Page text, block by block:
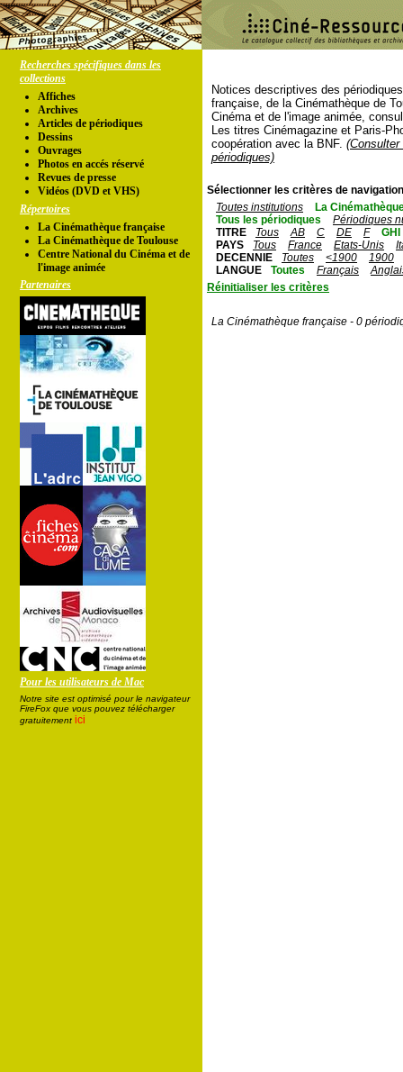
Recherches spécifiques dans les
collections
Affiches
Archives
Articles de périodiques
Dessins
Ouvrages
Photos en accés réservé
Revues de presse
Vidéos (DVD et VHS)
Répertoires
La Cinémathèque française
La Cinémathèque de Toulouse
Centre National du Cinéma et de
l'image animée
Partenaires
Pour les utilisateurs de Mac
Notre site est optimisé pour le navigateur
FireFox que vous pouvez télécharger
gratuitement ici
Notices descriptives des
française, de la Cinémathèque de
Cinéma et de l'image animée,
Les titres Cinémagazine et Paris-
coopération avec la BNF.
périodiques)
Sélectionner les critères de
Toutes institutions
La
Tous les périodiques
Périodiques
TITRE
Tous AB C DE F
GHI
PAYS
Tous France Etats-Unis
DECENNIE
Toutes <1900
1900
LANGUE
Toutes Français
Réinitialiser les critères
La Cinémathèque française - 0